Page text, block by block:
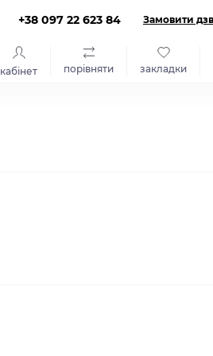
+38 097 22 623 84 Замовити
кабінет порівняти закладки